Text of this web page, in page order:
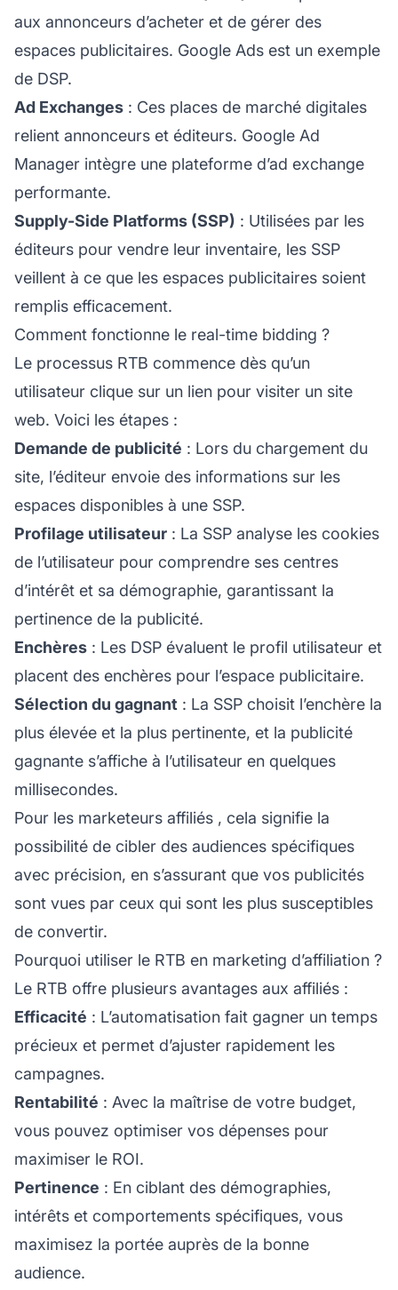
aux annonceurs d’acheter et de gérer des
espaces publicitaires. Google Ads est un exemple
de DSP.
Ad Exchanges : Ces places de marché digitales
relient annonceurs et éditeurs. Google Ad
Manager intègre une plateforme d’ad exchange
performante.
Supply-Side Platforms (SSP) : Utilisées par les
éditeurs pour vendre leur inventaire, les SSP
veillent à ce que les espaces publicitaires soient
remplis efficacement.
Comment fonctionne le real-time bidding ?
Le processus RTB commence dès qu’un
utilisateur clique sur un lien pour visiter un site
web. Voici les étapes :
Demande de publicité : Lors du chargement du
site, l’éditeur envoie des informations sur les
espaces disponibles à une SSP.
Profilage utilisateur : La SSP analyse les cookies
de l’utilisateur pour comprendre ses centres
d’intérêt et sa démographie, garantissant la
pertinence de la publicité.
Enchères : Les DSP évaluent le profil utilisateur et
placent des enchères pour l’espace publicitaire.
Sélection du gagnant : La SSP choisit l’enchère la
plus élevée et la plus pertinente, et la publicité
gagnante s’affiche à l’utilisateur en quelques
millisecondes.
Pour les marketeurs affiliés , cela signifie la
possibilité de cibler des audiences spécifiques
avec précision, en s’assurant que vos publicités
sont vues par ceux qui sont les plus susceptibles
de convertir.
Pourquoi utiliser le RTB en marketing d’affiliation ?
Le RTB offre plusieurs avantages aux affiliés :
Efficacité : L’automatisation fait gagner un temps
précieux et permet d’ajuster rapidement les
campagnes.
Rentabilité : Avec la maîtrise de votre budget,
vous pouvez optimiser vos dépenses pour
maximiser le ROI.
Pertinence : En ciblant des démographies,
intérêts et comportements spécifiques, vous
maximisez la portée auprès de la bonne
audience.